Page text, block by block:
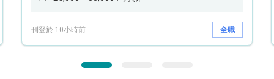
刊登於 10小時前 全職